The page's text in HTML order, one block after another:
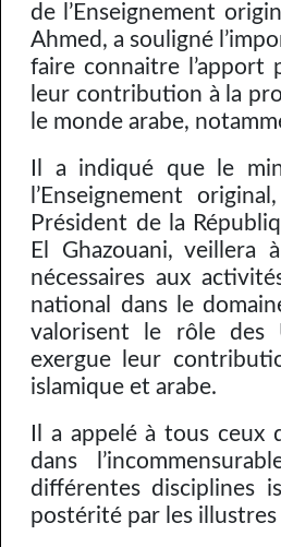
de l’Enseignement
Ahmed, a souligné
faire connaitre l’apport
leur contribution à la
le monde arabe,
Il a indiqué que le
l’Enseignement
Président de la
El Ghazouani,
nécessaires aux
national dans le
valorisent le rôle des
exergue leur
islamique et arabe.
Il a appelé à tous
dans
différentes disciplines
postérité par les